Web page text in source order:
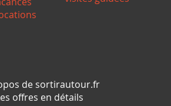
de sortirautour.fr
offres en détails